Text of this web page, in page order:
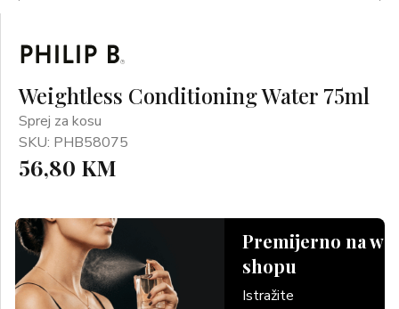
Weightless Conditioning Water 75ml
Sprej za kosu
SKU: PHB58075
56,80 KM
Premijerno na
shopu
Istražite